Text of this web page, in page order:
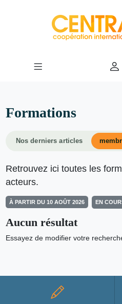
Formations
Nos derniers articles
Retrouvez ici toutes les
acteurs.
À PARTIR DU 10 AOÛT 2026 EN
Aucun résultat
Essayez de modifier votre